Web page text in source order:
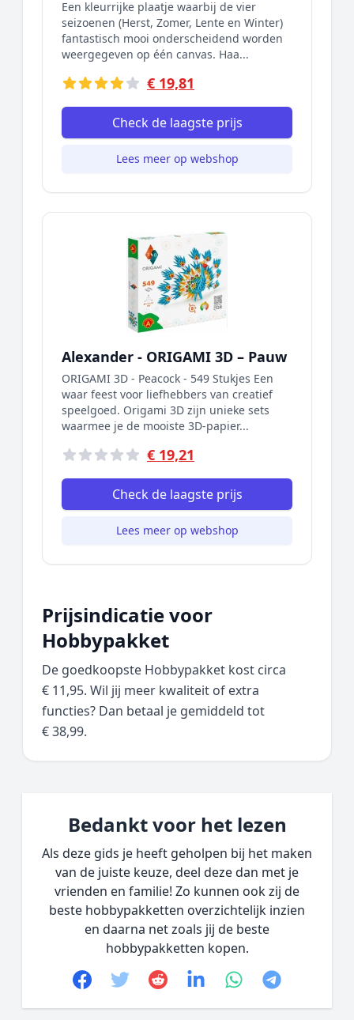
Een kleurrijke plaatje waarbij de vier
seizoenen (Herst, Zomer, Lente en Winter)
fantastisch mooi onderscheidend worden
weergegeven op één canvas. Haa...
€ 19,81
Check de laagste prijs
Lees meer op webshop
Alexander - ORIGAMI 3D – Pauw
ORIGAMI 3D - Peacock - 549 Stukjes Een
waar feest voor liefhebbers van creatief
speelgoed. Origami 3D zijn unieke sets
waarmee je de mooiste 3D-papier...
€ 19,21
Check de laagste prijs
Lees meer op webshop
Prijsindicatie voor
Hobbypakket
De goedkoopste Hobbypakket kost circa
€ 11,95. Wil jij meer kwaliteit of extra
functies? Dan betaal je gemiddeld tot
€ 38,99.
Bedankt voor het lezen
Als deze gids je heeft geholpen bij het maken
van de juiste keuze, deel deze dan met je
vrienden en familie! Zo kunnen ook zij de
beste hobbypakketten overzichtelijk inzien
en daarna net zoals jij de beste
hobbypakketten kopen.
Facebook
TwitterRedditlinkedinwhatsapp
telegram